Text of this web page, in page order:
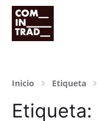
Inicio Etiqueta
Etiqueta: